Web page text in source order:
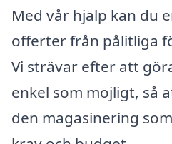
Med vår hjälp kan du
offerter från pålitliga
Vi strävar efter att
enkel som möjligt, så
den magasinering